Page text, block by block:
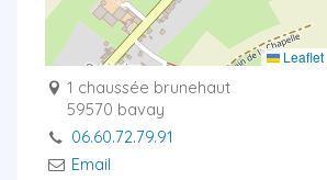
Leaflet
1 chaussée brunehaut
59570 bavay
06.60.72.79.91
Email